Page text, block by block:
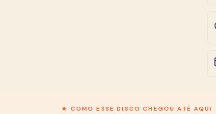
★ COMO ESSE DISCO CHEGOU ATÉ AQUI
Entre naNewsletter